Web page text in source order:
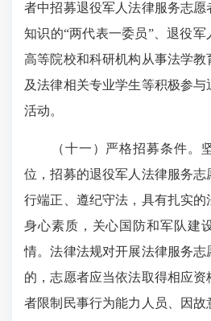
者中招募退役军人法律服务志
知识的“两代表一委员”、退役军
高等院校和科研机构从事法学教
及法律相关专业学生等积极参
活动。
（十一）严格招募条件。坚
位，招募的退役军人法律服务
行端正、遵纪守法，具有扎实
身心素质，关心国防和军队建
情。法律法规对开展法律服务
的，志愿者应当依法取得相应
者限制民事行为能力人员、因故